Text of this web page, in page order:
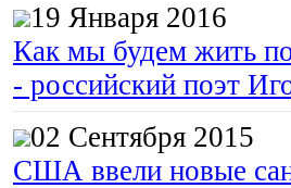
19 Января 2016
Как мы будем жить
- российский поэт
02 Сентября 2015
США ввели новые